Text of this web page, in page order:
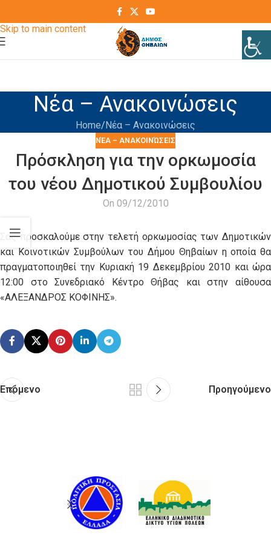
Skip to main content
Νέα – Ανακοινώσεις
Home Νέα – Ανακοινώσεις
ΝΈΑ – ΑΝΑΚΟΙΝΏΣΕΙΣ
Πρόσκληση για την ορκωμοσία
του νέου Δημοτικού Συμβουλίου
On 09/12/2010
Σας προσκαλούμε στην τελετή ορκωμοσίας των Δημοτικών
και Κοινοτικών Συμβούλων του Δήμου Θηβαίων η οποία θα
πραγματοποιηθεί την Κυριακή 19 Δεκεμβρίου 2010 και ώρα
12:00 στο Συνεδριακό Κέντρο Θήβας και στην αίθουσα
«ΑΛΕΞΑΝΔΡΟΣ ΚΟΦΙΝΗΣ».
Επόμενο Προηγούμενο